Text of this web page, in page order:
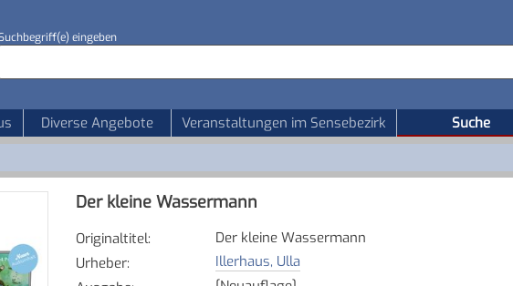
eingeben
Diverse Angebote Veranstaltungen im Sensebezirk Suche
Der kleine Wassermann
Originaltitel:
Der kleine Wassermann
Urheber:
Illerhaus, Ulla